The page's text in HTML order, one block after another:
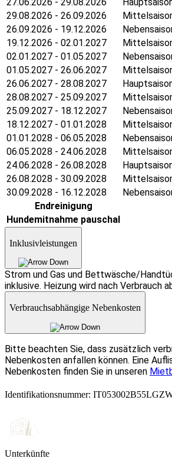
29.08.2026 - 26.09.2026
26.09.2026 - 19.12.2026
19.12.2026 - 02.01.2027
02.01.2027 - 01.05.2027
01.05.2027 - 26.06.2027
26.06.2027 - 28.08.2027
28.08.2027 - 25.09.2027
25.09.2027 - 18.12.2027
18.12.2027 - 01.01.2028
01.01.2028 - 06.05.2028
06.05.2028 - 24.06.2028
24.06.2028 - 26.08.2028
26.08.2028 - 30.09.2028
30.09.2028 - 16.12.2028
Endreinigung
Hundemitnahme pauschal
Inklusivleistungen
Strom und Gas und Bettwäsche/
inklusive. Heizung wird nach Verbrauch
Verbrauchsabhängige Nebenkosten
Bitte beachten Sie, dass zusätzlich
Nebenkosten anfallen können. Eine
Nebenkosten finden Sie in unseren
Identifikationsnummer:
Unterkünfte